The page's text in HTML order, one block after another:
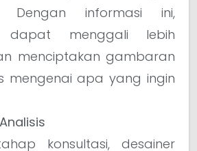
Dengan informasi ini,
dapat menggali lebih
menciptakan gambaran
mengenai apa yang ingin
konsultasi, desainer